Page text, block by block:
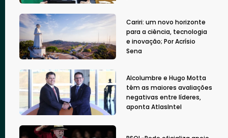
Cariri: um novo horizonte
para a ciência, tecnologia
e inovação; Por Acrísio
Sena
Alcolumbre e Hugo Motta
têm as maiores avaliações
negativas entre líderes,
aponta AtlasIntel